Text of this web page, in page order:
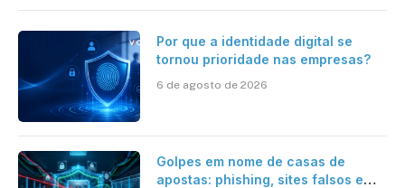
Por que a identidade digital se
tornou prioridade nas empresas?
6 de agosto de 2026
Golpes em nome de casas de
apostas: phishing, sites falsos e